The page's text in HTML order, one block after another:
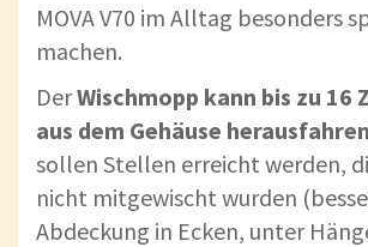
MOVA V70 im Alltag besonders
machen.
DerWischmopp kann bis zu
aus dem Gehäuse herausfahren
sollen Stellen erreicht werden,
nicht mitgewischt wurden
Abdeckung in Ecken, unter